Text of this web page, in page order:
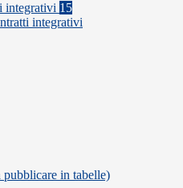
integrativi 15
integrativi
in tabelle)